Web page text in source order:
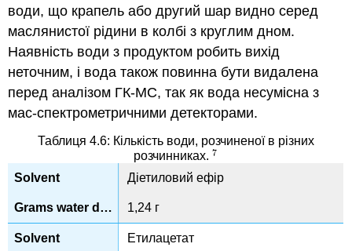
води, що крапель або другий шар видно серед
маслянистої рідини в колбі з круглим дном.
Наявність води з продуктом робить вихід
неточним, і вода також повинна бути видалена
перед аналізом ГК-МС, так як вода несумісна з
мас-спектрометричними детекторами.
Таблиця 4.6: Кількість води, розчиненої в різних
розчинниках.7
7
Діетиловий ефір
1,24 г
Етилацетат